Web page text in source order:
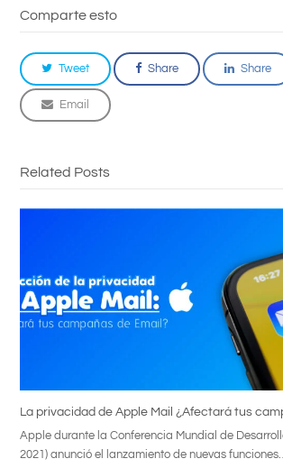
Comparte esto
Tweet Share Share
Email
Related Posts
La privacidad de Apple Mail ¿Afectará tus
Apple durante la Conferencia Mundial de
2021) anunció el lanzamiento de nuevas funciones…